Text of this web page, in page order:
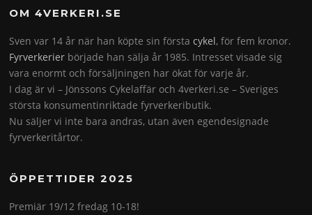
OM 4VERKERI.SE
Sven var 14 år när han köpte sin förstacykel, för fem kronor.
Fyrverkerier började han sälja år 1985. Intresset visade sig
vara enormt och försäljningen har ökat för varje år.
I dag är vi – Jönssons Cykelaffär och 4verkeri.se – Sveriges
största konsumentinriktade fyrverkeributik.
Nu säljer vi inte bara andras, utan även egendesignade
fyrverkeritårtor.
ÖPPETTIDER 2025
Premiär 19/12 fredag 10-18!